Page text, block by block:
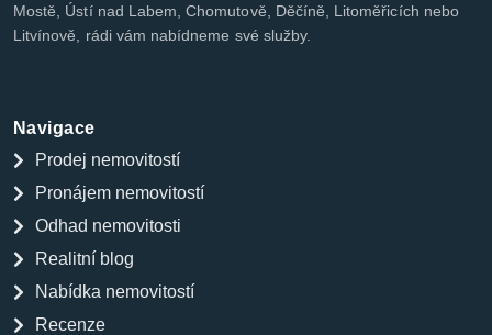
Mostě, Ústí nad Labem, Chomutově, Děčíně, Litoměřicích nebo
Litvínově, rádi vám nabídneme své služby.
Navigace
Prodej nemovitostí
Pronájem nemovitostí
Odhad nemovitosti
Realitní blog
Nabídka nemovitostí
Recenze